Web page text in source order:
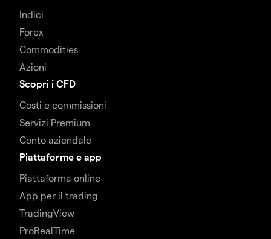
Indici
Forex
Commodities
Azioni
Scopri i CFD
Costi e commissioni
Servizi Premium
Conto aziendale
Piattaforme e app
Piattaforma online
App per il trading
TradingView
ProRealTime